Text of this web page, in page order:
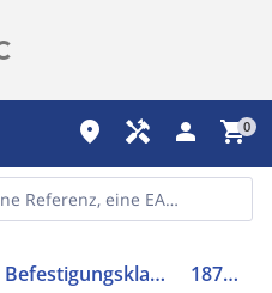
place handyman person shopping_cart0
Befestigungsklammer 187580